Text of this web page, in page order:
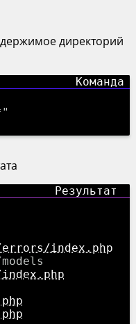
директорий
index.php